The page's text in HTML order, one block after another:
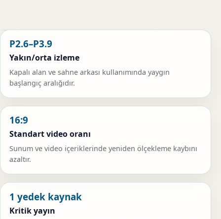
P2.6–P3.9
Yakın/orta izleme
Kapalı alan ve sahne arkası kullanımında yaygın
başlangıç aralığıdır.
16:9
Standart video oranı
Sunum ve video içeriklerinde yeniden ölçekleme kaybını
azaltır.
1 yedek kaynak
Kritik yayın